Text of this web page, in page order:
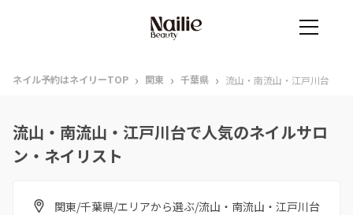
ネイル予約はネイリーTOP › 関東 › 千葉県 › 流山・南流山・江戸川台
流山・南流山・江戸川台で人気のネイルサロ
ン・ネイリスト
関東/千葉県/エリアから選ぶ/流山・南流山・江戸川台